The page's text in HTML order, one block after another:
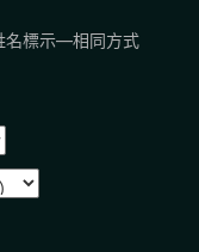
名標示—相同方式